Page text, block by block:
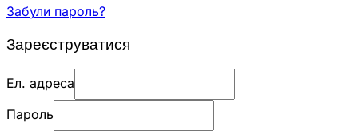
Забули пароль?
Зареєструватися
Ел. адреса
Пароль